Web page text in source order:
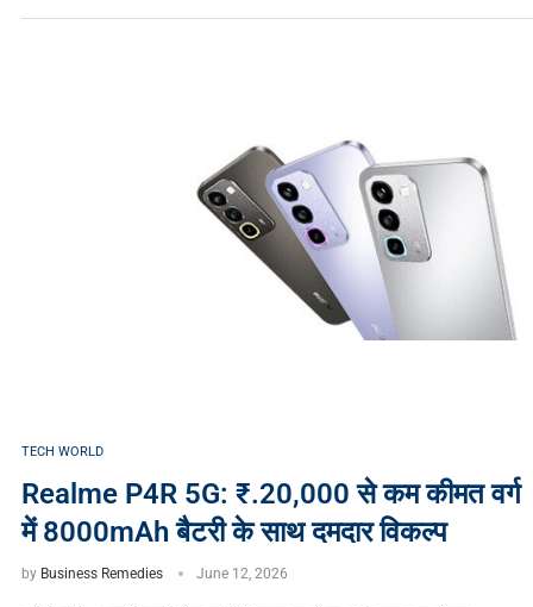
TECH WORLD
Realme P4R 5G: ₹.20,000 से कम कीमत वर्ग
में 8000mAh बैटरी के साथ दमदार विकल्प
by Business Remedies June 12, 2026